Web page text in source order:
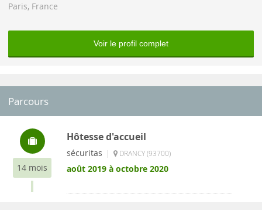
Paris, France
Voir le profil complet
Parcours
14 mois
Hôtesse d'accueil
sécuritas | DRANCY (93700)
août 2019 à octobre 2020